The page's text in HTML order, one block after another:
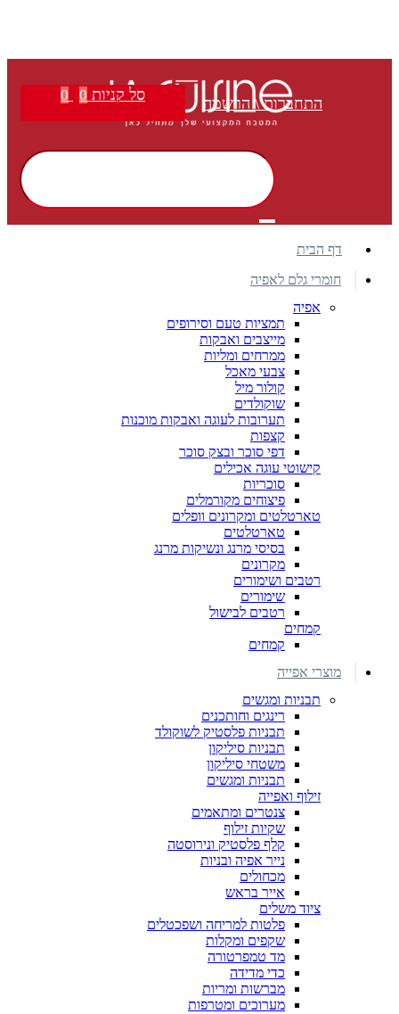
התחברות \ הרשמה סל קניות 0
0
דף הבית
חומרי גלם לאפיה
אפיה
תמציות טעם וסירופים
מייצבים ואבקות
ממרחים ומליות
צבעי מאכל
קולור מיל
שוקולדים
תערובות לעוגה ואבקות מוכנות
קצפות
דפי סוכר ובצק סוכר
קישוטי עוגה אכילים
סוכריות
פיצוחים מקורמלים
טארטלטים ומקרונים וופלים
טארטלטים
בסיסי מרנג ונשיקות מרנג
מקרונים
רטבים ושימורים
שימורים
רטבים לבישול
קמחים
קמחים
מוצרי אפייה
תבניות ומגשים
רינגים וחותכנים
תבניות פלסטיק לשוקולד
תבניות סיליקון
משטחי סיליקון
תבניות ומגשים
זילוף ואפייה
צנטרים ומתאמים
שקיות זילוף
קלף פלסטיק ונירוסטה
נייר אפיה ובניות
מכחולים
אייר בראש
ציוד משלים
פלטות למריחה ושפכטלים
שקפים ומקלות
מד טמפרטורה
כדי מדידה
מברשות ומריות
מערוכים ומטרפות